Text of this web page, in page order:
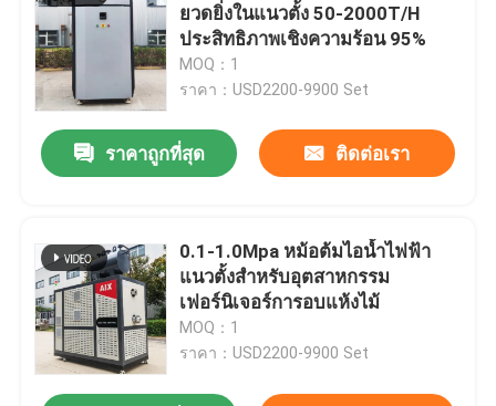
ยวดยิ่งในแนวตั้ง 50-2000T/H
ประสิทธิภาพเชิงความร้อน 95%
MOQ：1
ราคา：USD2200-9900 Set
ราคาถูกที่สุด ติดต่อเรา
0.1-1.0Mpa หม้อต้มไอน้ำไฟฟ้า
แนวตั้งสำหรับอุตสาหกรรม
เฟอร์นิเจอร์การอบแห้งไม้
MOQ：1
ราคา：USD2200-9900 Set